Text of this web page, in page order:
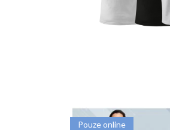
Pouze online